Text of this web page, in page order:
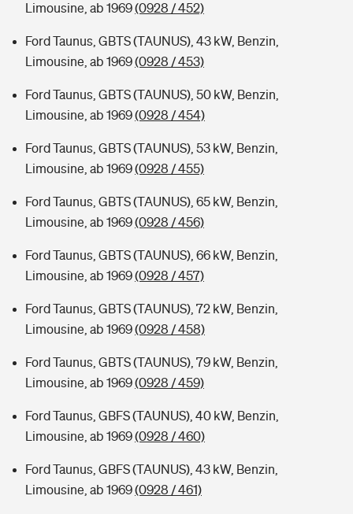
Limousine, ab 1969(0928 / 452)
Ford Taunus, GBTS (TAUNUS), 43 kW, Benzin,
Limousine, ab 1969(0928 / 453)
Ford Taunus, GBTS (TAUNUS), 50 kW, Benzin,
Limousine, ab 1969(0928 / 454)
Ford Taunus, GBTS (TAUNUS), 53 kW, Benzin,
Limousine, ab 1969(0928 / 455)
Ford Taunus, GBTS (TAUNUS), 65 kW, Benzin,
Limousine, ab 1969(0928 / 456)
Ford Taunus, GBTS (TAUNUS), 66 kW, Benzin,
Limousine, ab 1969(0928 / 457)
Ford Taunus, GBTS (TAUNUS), 72 kW, Benzin,
Limousine, ab 1969(0928 / 458)
Ford Taunus, GBTS (TAUNUS), 79 kW, Benzin,
Limousine, ab 1969(0928 / 459)
Ford Taunus, GBFS (TAUNUS), 40 kW, Benzin,
Limousine, ab 1969(0928 / 460)
Ford Taunus, GBFS (TAUNUS), 43 kW, Benzin,
Limousine, ab 1969(0928 / 461)